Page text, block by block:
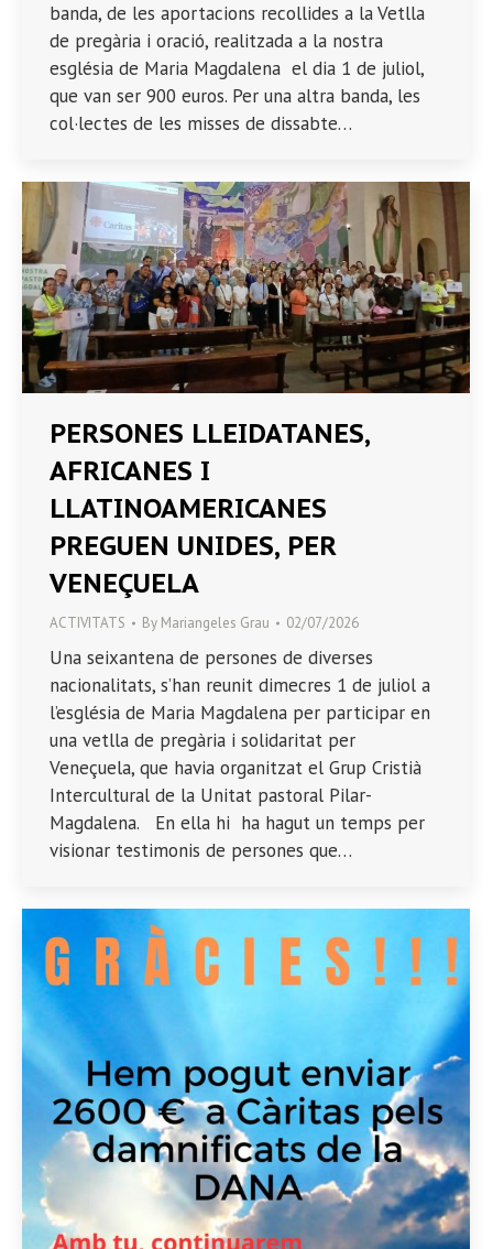
banda, de les aportacions recollides a la Vetlla
de pregària i oració, realitzada a la nostra
església de Maria Magdalena el dia 1 de juliol,
que van ser 900 euros. Per una altra banda, les
col·lectes de les misses de dissabte…
PERSONES LLEIDATANES,
AFRICANES I
LLATINOAMERICANES
PREGUEN UNIDES, PER
VENEÇUELA
ACTIVITATS By Mariangeles Grau 02/07/2026
Una seixantena de persones de diverses
nacionalitats, s’han reunit dimecres 1 de juliol a
l’església de Maria Magdalena per participar en
una vetlla de pregària i solidaritat per
Veneçuela, que havia organitzat el Grup Cristià
Intercultural de la Unitat pastoral Pilar-
Magdalena. En ella hi ha hagut un temps per
visionar testimonis de persones que…